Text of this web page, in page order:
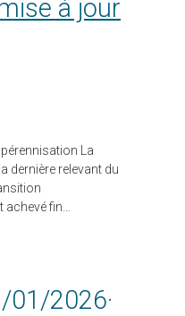
pérennisation La
dernière relevant du
fin…
01/2026·